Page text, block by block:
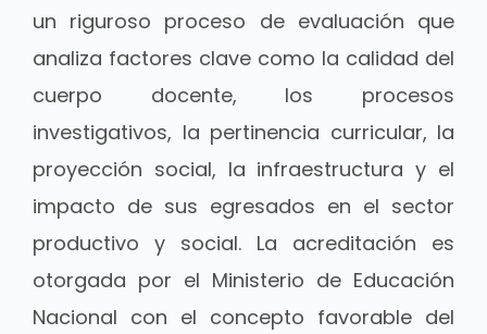
un riguroso proceso de evaluación que
analiza factores clave como la calidad del
cuerpo docente, los procesos
investigativos, la pertinencia curricular, la
proyección social, la infraestructura y el
impacto de sus egresados en el sector
productivo y social. La acreditación es
otorgada por el Ministerio de Educación
Nacional con el concepto favorable del